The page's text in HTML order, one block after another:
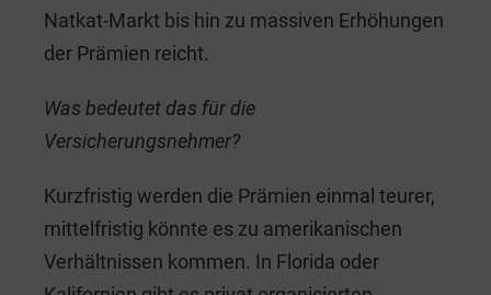
Natkat-Markt bis hin zu massiven Erhöhungen
der Prämien reicht.
Was bedeutet das für die
Versicherungsnehmer?
Kurzfristig werden die Prämien einmal teurer,
mittelfristig könnte es zu amerikanischen
Verhältnissen kommen. In Florida oder